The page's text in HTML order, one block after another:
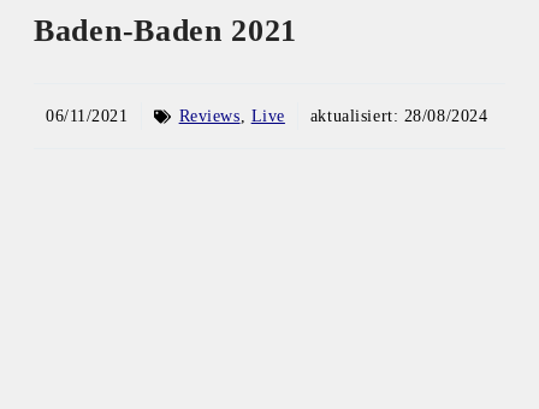
Baden-Baden 2021
06/11/2021 Reviews, Live aktualisiert: 28/08/2024